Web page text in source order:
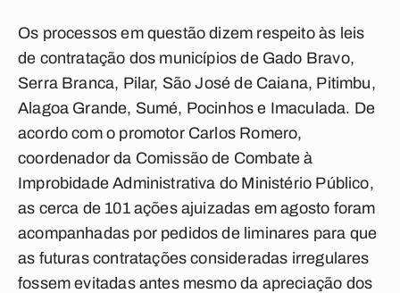
Os processos em questão dizem respeito às leis
de contratação dos municípios de Gado Bravo,
Serra Branca, Pilar, São José de Caiana, Pitimbu,
Alagoa Grande, Sumé, Pocinhos e Imaculada. De
acordo com o promotor Carlos Romero,
coordenador da Comissão de Combate à
Improbidade Administrativa do Ministério Público,
as cerca de 101 ações ajuizadas em agosto foram
acompanhadas por pedidos de liminares para que
as futuras contratações consideradas irregulares
fossem evitadas antes mesmo da apreciação dos